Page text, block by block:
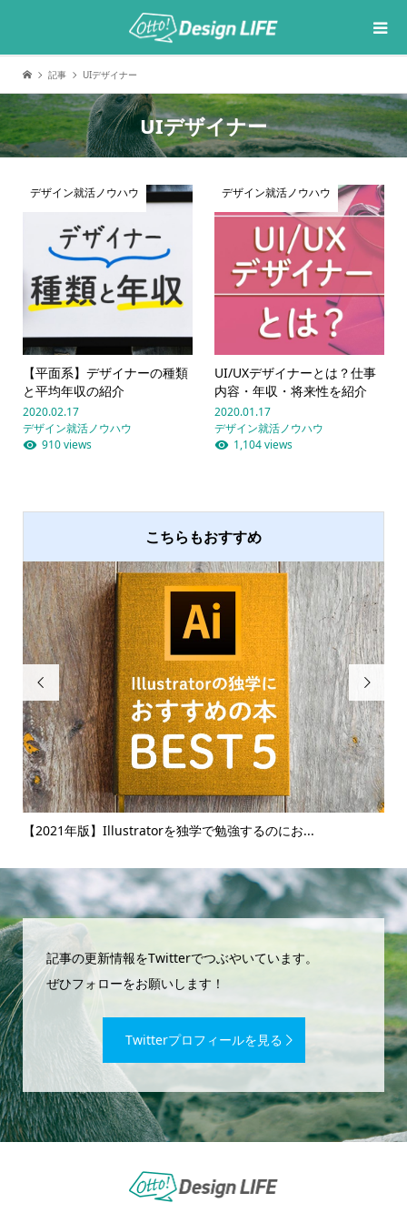
記事 UIデザイナー
UIデザイナー
デザイン就活ノウハウ
【平面系】デザイナーの種類
と平均年収の紹介
2020.02.17
デザイン就活ノウハウ
910 views
デザイン就活ノウハウ
UI/UXデザイナーとは？仕事
内容・年収・将来性を紹介
2020.01.17
デザイン就活ノウハウ
1,104 views
こちらもおすすめ

【2021年版】Illustratorを独学で勉強するのにお...

記事の更新情報をTwitterでつぶやいています。
ぜひフォローをお願いします！
Twitterプロフィールを見る